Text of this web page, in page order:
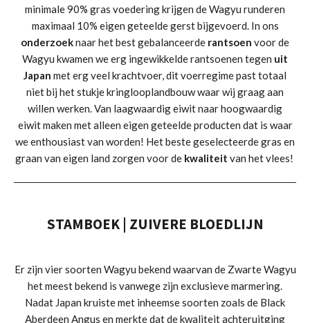
minimale 90% gras voedering krijgen de Wagyu runderen
maximaal 10% eigen geteelde gerst bijgevoerd. In ons
onderzoeknaar het best gebalanceerde rantsoen voor de
Wagyu kwamen we erg ingewikkelde rantsoenen tegen uit
Japan met erg veel krachtvoer, dit voerregime past totaal
niet bij het stukje kringlooplandbouw waar wij graag aan
willen werken. Van laagwaardig eiwit naar hoogwaardig
eiwit maken met alleen eigen geteelde producten dat is waar
we enthousiast van worden! Het beste geselecteerde gras en
graan van eigen land zorgen voor de kwaliteit van het vlees!
STAMBOEK | ZUIVERE BLOEDLIJN
Er zijn vier soorten Wagyu bekend waarvan de Zwarte Wagyu
het meest bekend is vanwege zijn exclusieve marmering.
Nadat Japan kruiste met inheemse soorten zoals de Black
Aberdeen Angus en merkte dat de kwaliteit achteruitging